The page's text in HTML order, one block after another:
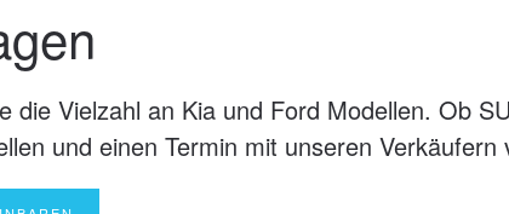
die Vielzahl an Kia und Ford Modellen. Ob
und einen Termin mit unseren Verkäufern